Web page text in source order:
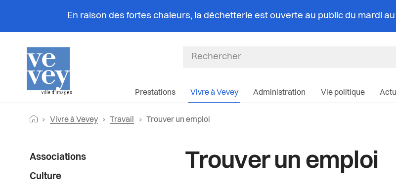
En raison des fortes chaleurs, la déchetterie est ouverte au public du mardi
Prestations Vivre à Vevey Administration Vie politique
FilRetourner vers la page d'accueil
Vivre à Vevey Travail Page actuelle:
Trouver un emploi
Trouver un emploi
Menu
latéral
Associations
Culture